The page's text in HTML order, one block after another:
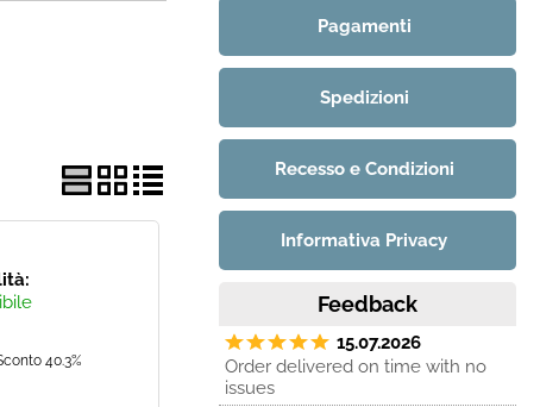
40.3%
Pagamenti
Spedizioni
Recesso e Condizioni
Informativa Privacy
Feedback
15.07.2026
Order delivered on time with no
issues